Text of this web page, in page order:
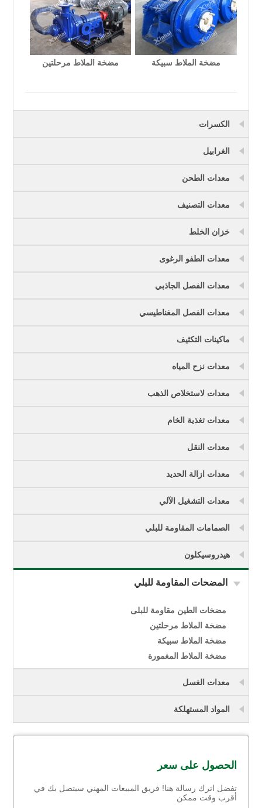
مضخة الملاط سبيكة مضخة الملاط مرحلتين
الكسرات
الغرابيل
معدات الطحن
معدات التصنيف
خزان الخلط
معدات الطفو الرغوى
معدات الفصل الجاذبي
معدات الفصل المغناطيسي
ماكينات التكثيف
معدات نزح المياه
معدات لاستخلاص الذهب
معدات تغذية الخام
معدات النقل
معدات ازالة الحديد
معدات التشغيل الآلي
الصمامات المقاومة للبلي
هيدروسيكلون
المضحات المقاومة للبلي
مضخات الطين مقاومة للبلى
مضخة الملاط مرحلتين
مضخة الملاط سبيكة
مضخة الملاط المغمورة
معدات الغسل
المواد المستهلكة
الحصول على سعر
تفضل اترك رسالة هنا! فريق المبيعات المهني سيتصل بك في
أقرب وقت ممكن